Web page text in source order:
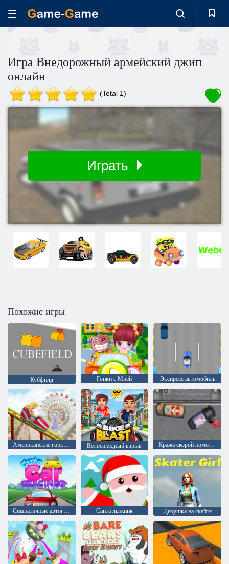
Игра Внедорожный армейский джип
онлайн
(Total 1)
Играть
Похожие игры
Кубфилд Гонки с Мией Экспресс автомобиль
Американские горки 5 Велосипедный взрыв Кража скорой помощи
Симпатичные автогонки Санта лыжник Девушка на скейте